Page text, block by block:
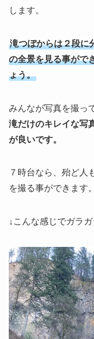
します。
滝つぼからは２段に
の全景を見る事がで
ょう。
みんなが写真を撮っ
滝だけのキレイな写
が良いです。
７時台なら、殆ど人
を撮る事ができます。
↓こんな感じでガラ